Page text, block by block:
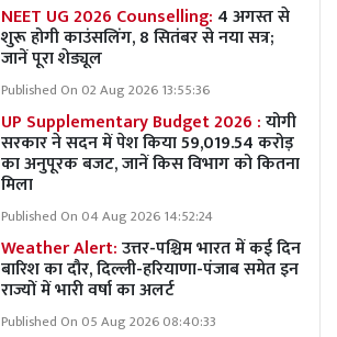
NEET UG 2026 Counselling: 4 अगस्त से
शुरू होगी काउंसलिंग, 8 सितंबर से नया सत्र;
जानें पूरा शेड्यूल
Published On 02 Aug 2026 13:55:36
UP Supplementary Budget 2026 :योगी
सरकार ने सदन में पेश किया 59,019.54 करोड़
का अनुपूरक बजट, जानें किस विभाग को कितना
मिला
Published On 04 Aug 2026 14:52:24
Weather Alert:उत्तर-पश्चिम भारत में कई दिन
बारिश का दौर, दिल्ली-हरियाणा-पंजाब समेत इन
राज्यों में भारी वर्षा का अलर्ट
Published On 05 Aug 2026 08:40:33